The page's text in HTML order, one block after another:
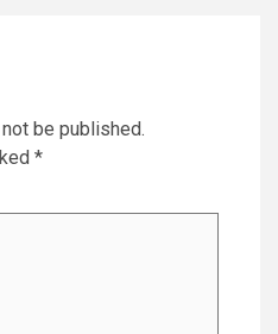
be published.
*